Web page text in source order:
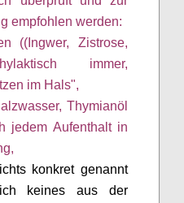
empfohlen werden:
((Ingwer, Zistrose,
immer,
im Hals",
Thymianöl
jedem Aufenthalt in
konkret genannt
keines aus der